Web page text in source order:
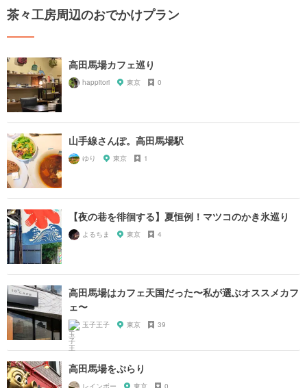
茶々工房周辺のおでかけプラン
高田馬場カフェ巡り
happitori 東京 0
山手線さんぽ。高田馬場駅
ゆり 東京 1
【夜の巷を徘徊する】夏恒例！マツコのかき氷巡り
よるちま 東京 4
高田馬場はカフェ天国だった〜私が選ぶオススメカフ
ェ〜
玉子王子 東京 39
高田馬場をぷらり
レインボー 東京 0